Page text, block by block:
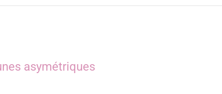
asymétriques